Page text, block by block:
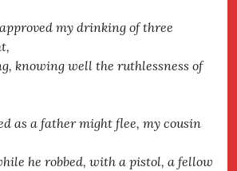
my drinking of three
knowing well the ruthlessness of
as a father might flee, my cousin
he robbed, with a pistol, a fellow